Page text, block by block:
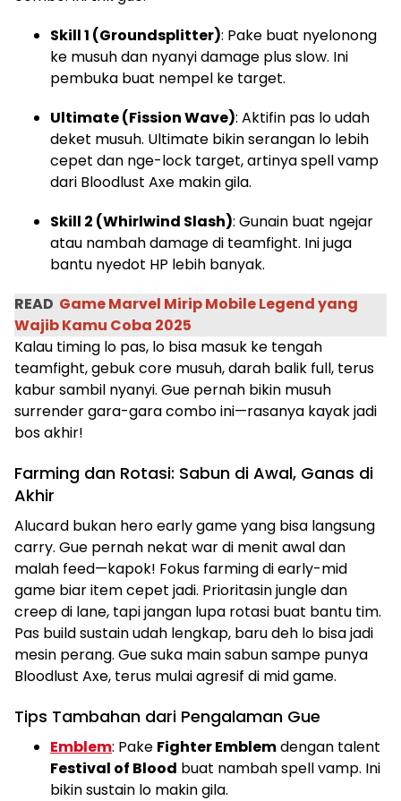
Skill 1 (Groundsplitter): Pake buat nyelonong
ke musuh dan nyanyi damage plus slow. Ini
pembuka buat nempel ke target.
Ultimate (Fission Wave): Aktifin pas lo udah
deket musuh. Ultimate bikin serangan lo lebih
cepet dan nge-lock target, artinya spell vamp
dari Bloodlust Axe makin gila.
Skill 2 (Whirlwind Slash): Gunain buat ngejar
atau nambah damage di teamfight. Ini juga
bantu nyedot HP lebih banyak.
READ Game Marvel Mirip Mobile Legend yang
Wajib Kamu Coba 2025
Kalau timing lo pas, lo bisa masuk ke tengah
teamfight, gebuk core musuh, darah balik full, terus
kabur sambil nyanyi. Gue pernah bikin musuh
surrender gara-gara combo ini—rasanya kayak jadi
bos akhir!
Farming dan Rotasi: Sabun di Awal, Ganas di
Akhir
Alucard bukan hero early game yang bisa langsung
carry. Gue pernah nekat war di menit awal dan
malah feed—kapok! Fokus farming di early-mid
game biar item cepet jadi. Prioritasin jungle dan
creep di lane, tapi jangan lupa rotasi buat bantu tim.
Pas build sustain udah lengkap, baru deh lo bisa jadi
mesin perang. Gue suka main sabun sampe punya
Bloodlust Axe, terus mulai agresif di mid game.
Tips Tambahan dari Pengalaman Gue
Emblem: Pake Fighter Emblemdengan talent
Festival of Blood buat nambah spell vamp. Ini
bikin sustain lo makin gila.